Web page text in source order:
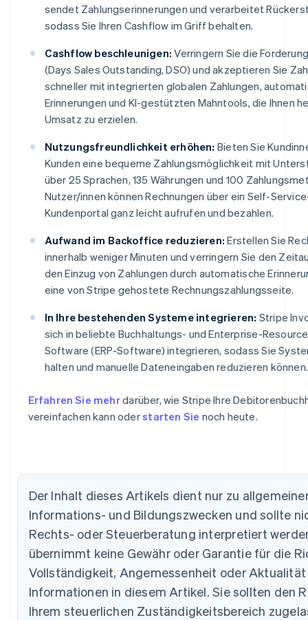
sendet Zahlungserinnerungen und verarbeitet
sodass Sie Ihren Cashflow im Griff behalten.
Cashflow beschleunigen: Verringern Sie die
(Days Sales Outstanding, DSO) und akzeptieren Sie
schneller mit integrierten globalen Zahlungen,
Erinnerungen und KI-gestützten Mahntools, die Ihnen
Umsatz zu erzielen.
Nutzungsfreundlichkeit erhöhen: Bieten Sie
Kunden eine bequeme Zahlungsmöglichkeit mit
über 25 Sprachen, 135 Währungen und 100
Nutzer/innen können Rechnungen über ein Self-
Kundenportal ganz leicht aufrufen und bezahlen.
Aufwand im Backoffice reduzieren: Erstellen Sie
innerhalb weniger Minuten und verringern Sie den
den Einzug von Zahlungen durch automatische
eine von Stripe gehostete Rechnungszahlungsseite.
In Ihre bestehenden Systeme integrieren: Stripe
sich in beliebte Buchhaltungs- und Enterprise-
Software (ERP-Software) integrieren, sodass Sie
halten und manuelle Dateneingaben reduzieren können.
Erfahren Sie mehrdarüber, wie Stripe Ihre
vereinfachen kann oderstarten Sie noch heute.
Der Inhalt dieses Artikels dient nur zu
Informations- und Bildungszwecken und sollte
Rechts- oder Steuerberatung interpretiert
übernimmt keine Gewähr oder Garantie für die
Vollständigkeit, Angemessenheit oder
Informationen in diesem Artikel. Sie sollten den
Ihrem steuerlichen Zuständigkeitsbereich
Australien
English
PortuguêsEnglish
Bulgarien
English
Dänemark
English
DeutschEnglish
Estland
English
Festlandchina
简体中文English